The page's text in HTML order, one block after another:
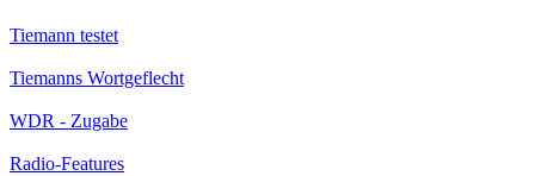
Tiemann testet
Tiemanns Wortgeflecht
WDR - Zugabe
Radio-Features